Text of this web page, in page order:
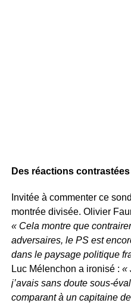
Des réactions contrastées
Invitée à commenter ce
montrée divisée. Olivier
« Cela montre que
adversaires, le PS est
dans le paysage politique
Luc Mélenchon a ironisé : «
j’avais sans doute sous-
comparant à un capitaine